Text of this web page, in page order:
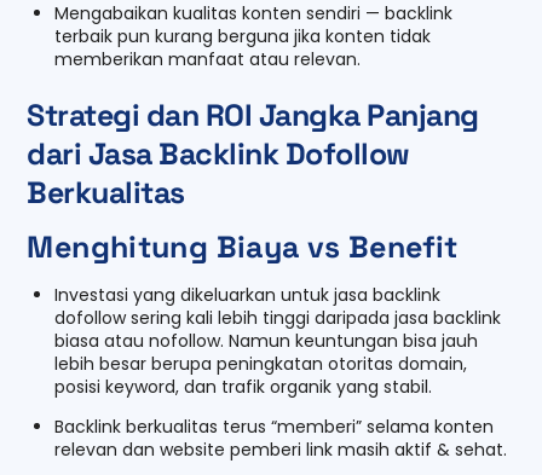
Mengabaikan kualitas konten sendiri — backlink
terbaik pun kurang berguna jika konten tidak
memberikan manfaat atau relevan.
Strategi dan ROI Jangka Panjang
dari Jasa Backlink Dofollow
Berkualitas
Menghitung Biaya vs Benefit
Investasi yang dikeluarkan untuk jasa backlink
dofollow sering kali lebih tinggi daripada jasa backlink
biasa atau nofollow. Namun keuntungan bisa jauh
lebih besar berupa peningkatan otoritas domain,
posisi keyword, dan trafik organik yang stabil.
Backlink berkualitas terus “memberi” selama konten
relevan dan website pemberi link masih aktif & sehat.